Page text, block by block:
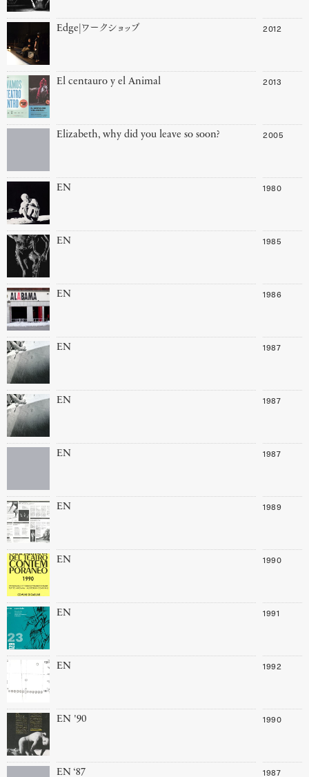
Edge|ワークショップ 2012
El centauro y el Animal 2013
Elizabeth, why did you leave so soon? 2005
EN 1980
EN 1985
EN 1986
EN 1987
EN 1987
EN 1987
EN 1989
EN 1990
EN 1991
EN 1992
EN '90 1990
EN ‘87 1987